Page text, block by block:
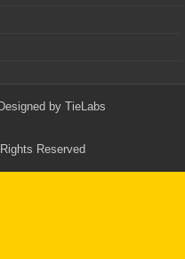
by TieLabs
Reserved